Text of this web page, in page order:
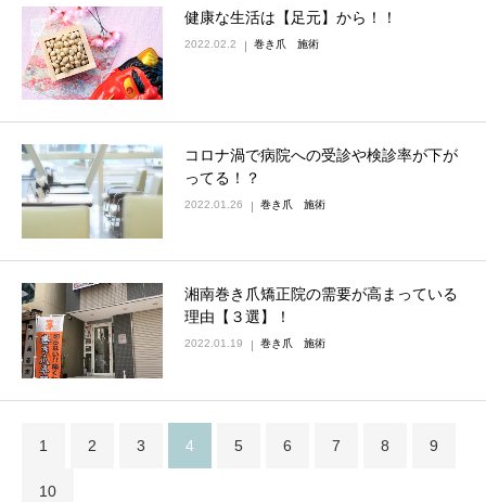
健康な生活は【足元】から！！
2022.02.2 巻き爪 施術
コロナ渦で病院への受診や検診率が下が
ってる！？
2022.01.26 巻き爪 施術
湘南巻き爪矯正院の需要が高まっている
理由【３選】！
2022.01.19 巻き爪 施術
1 2 3 4 5 6 7 8 9
10